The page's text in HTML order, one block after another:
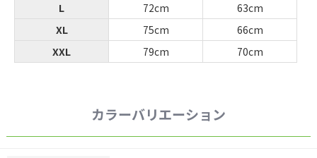
L
72cm
63cm
XL
75cm
66cm
XXL
79cm 70cm
カラーバリエーション